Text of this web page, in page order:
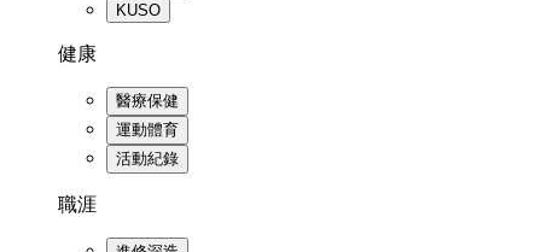
KUSO
健康
醫療保健
運動體育
活動紀錄
職涯